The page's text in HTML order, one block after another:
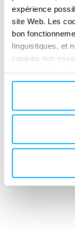
expérience
site Web. Les
bon
linguistiques, et
cookies non
qu'après avoir
d'informations,
matière de
Environmental